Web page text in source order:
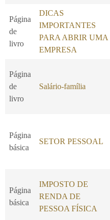
Página
de
livro
DICAS
IMPORTANTES
PARA ABRIR UMA
EMPRESA
Página
de
livro
Salário-família
Página
básica
SETOR PESSOAL
Página
básica
IMPOSTO DE
RENDA DE
PESSOA FÍSICA